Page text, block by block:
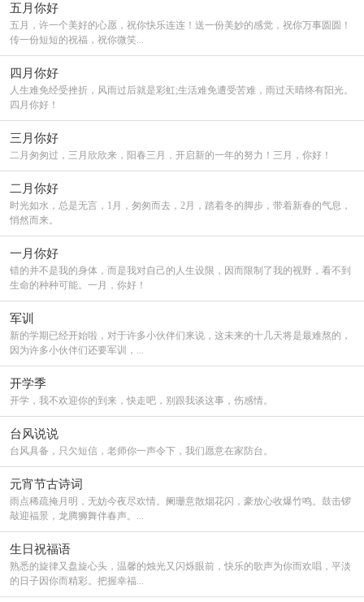
五月你好
五月，许一个美好的心愿，祝你快乐连连！送一份美妙的感觉，祝你万事圆圆！
传一份短短的祝福，祝你微笑...
四月你好
人生难免经受挫折，风雨过后就是彩虹;生活难免遭受苦难，雨过天晴终有阳光。
四月你好！
三月你好
二月匆匆过，三月欣欣来，阳春三月，开启新的一年的努力！三月，你好！
二月你好
时光如水，总是无言，1月，匆匆而去，2月，踏着冬的脚步，带着新春的气息，
悄然而来。
一月你好
错的并不是我的身体，而是我对自己的人生设限，因而限制了我的视野，看不到
生命的种种可能。一月，你好！
军训
新的学期已经开始啦，对于许多小伙伴们来说，这未来的十几天将是最难熬的，
因为许多小伙伴们还要军训，...
开学季
开学，我不欢迎你的到来，快走吧，别跟我谈这事，伤感情。
台风说说
台风具备，只欠短信，老师你一声令下，我们愿意在家防台。
元宵节古诗词
雨点稀疏掩月明，无妨今夜尽欢情。阑珊意散烟花闪，豪放心收爆竹鸣。鼓击锣
敲迎福景，龙腾狮舞伴春声。...
生日祝福语
熟悉的旋律又盘旋心头，温馨的烛光又闪烁眼前，快乐的歌声为你而欢唱，平淡
的日子因你而精彩。把握幸福...